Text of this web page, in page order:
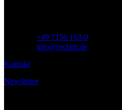
+49 7156 163-0
info@reclam.de
Kontakt
Newsletter